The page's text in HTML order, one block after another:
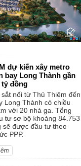
dự kiến xây metro
bay Long Thành gần
tỷ đồng
nối từ Thủ Thiêm đến
Long Thành có chiều
với 20 nhà ga. Tổng
tư sơ bộ khoảng 84.753
sẽ được đầu tư theo
PPP.